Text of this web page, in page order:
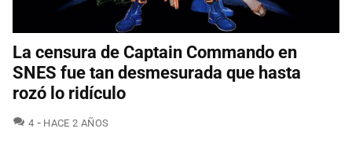
La censura de Captain Commando en
SNES fue tan desmesurada que hasta
rozó lo ridículo
4 COMENTARIOS
HACE 2 AÑOS